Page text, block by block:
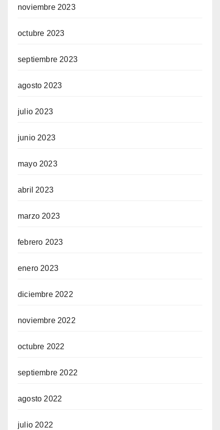
noviembre 2023
octubre 2023
septiembre 2023
agosto 2023
julio 2023
junio 2023
mayo 2023
abril 2023
marzo 2023
febrero 2023
enero 2023
diciembre 2022
noviembre 2022
octubre 2022
septiembre 2022
agosto 2022
julio 2022